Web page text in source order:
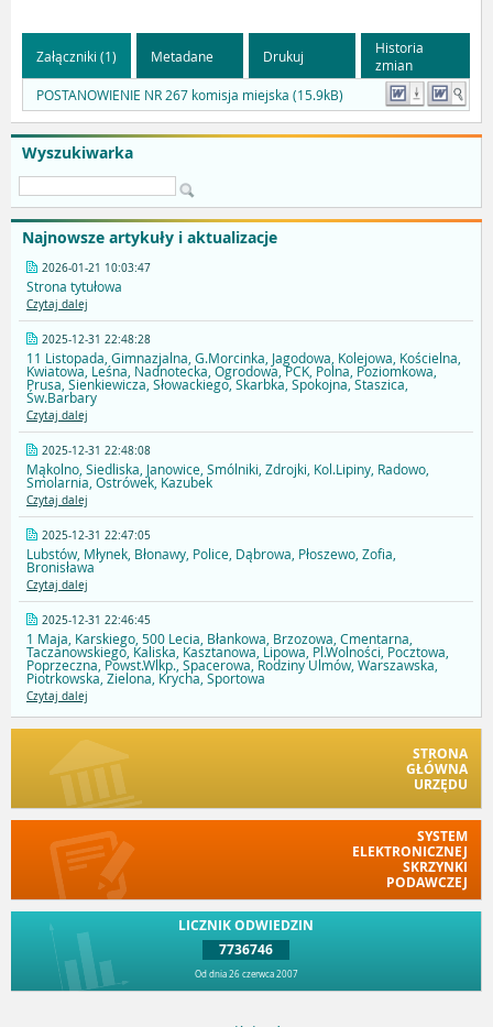
Wyszukiwarka
Najnowsze artykuły i aktualizacje
2026-01-21 10:03:47
Strona tytułowa
Czytaj dalej
2025-12-31 22:48:28
11 Listopada, Gimnazjalna, G.Morcinka, Jagodowa, Kolejowa, Kościelna,
Kwiatowa, Leśna, Nadnotecka, Ogrodowa, PCK, Polna, Poziomkowa,
Prusa, Sienkiewicza, Słowackiego, Skarbka, Spokojna, Staszica,
Św.Barbary
Czytaj dalej
2025-12-31 22:48:08
Mąkolno, Siedliska, Janowice, Smólniki, Zdrojki, Kol.Lipiny, Radowo,
Smolarnia, Ostrówek, Kazubek
Czytaj dalej
2025-12-31 22:47:05
Lubstów, Młynek, Błonawy, Police, Dąbrowa, Płoszewo, Zofia,
Bronisława
Czytaj dalej
2025-12-31 22:46:45
1 Maja, Karskiego, 500 Lecia, Błankowa, Brzozowa, Cmentarna,
Taczanowskiego, Kaliska, Kasztanowa, Lipowa, Pl.Wolności, Pocztowa,
Poprzeczna, Powst.Wlkp., Spacerowa, Rodziny Ulmów, Warszawska,
Piotrkowska, Zielona, Krycha, Sportowa
Czytaj dalej
STRONA
GŁÓWNA
URZĘDU
SYSTEM
ELEKTRONICZNEJ
SKRZYNKI
PODAWCZEJ
LICZNIK ODWIEDZIN
7736746
Od dnia 26 czerwca 2007
Załączniki (1) Metadane Drukuj
Historia
zmian
POSTANOWIENIE NR 267 komisja miejska (15.9kB)